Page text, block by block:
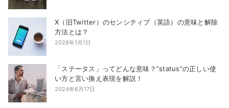
X（旧Twitter）のセンシティブ（英語）の意味と解除
方法とは？
2026年1月1日
「ステータス」ってどんな意味？”status”の正しい使
い方と言い換え表現を解説！
2024年6月17日